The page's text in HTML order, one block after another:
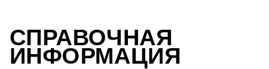
СПРАВОЧНАЯ
ИНФОРМАЦИЯ